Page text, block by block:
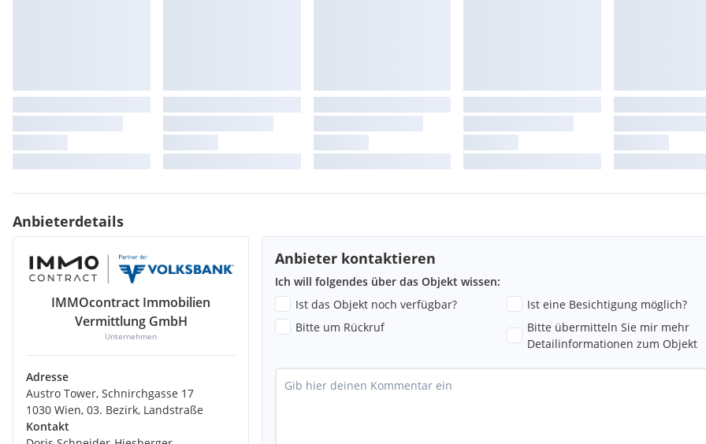
Anbieterdetails
IMMOcontract Immobilien
Vermittlung GmbH
Unternehmen
Adresse
Austro Tower, Schnirchgasse 17
1030 Wien, 03. Bezirk, Landstraße
Kontakt
Anbieter kontaktieren
Ich will folgendes über das Objekt wissen:
Ist das Objekt noch verfügbar?
Ist eine Besichtigung möglich?
Bitte um Rückruf
Bitte übermitteln Sie mir mehr
Detailinformationen zum Objekt